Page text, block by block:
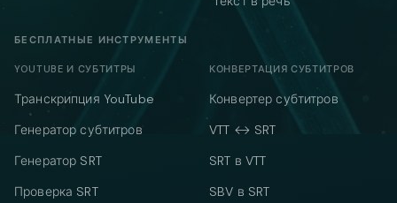
БЕСПЛАТНЫЕ ИНСТРУМЕНТЫ
YOUTUBE И СУБТИТРЫ
Транскрипция YouTube
Генератор субтитров
Генератор SRT
Проверка SRT
КОНВЕРТАЦИЯ СУБТИТРОВ
Конвертер субтитров
VTT ↔ SRT
SRT в VTT
SBV в SRT